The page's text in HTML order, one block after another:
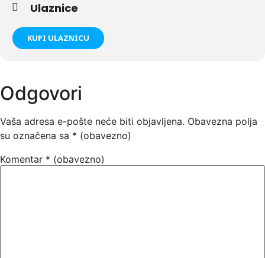
Ulaznice
KUPI ULAZNICU
Odgovori
Vaša adresa e-pošte neće biti objavljena. Obavezna polja
su označena sa * (obavezno)
Komentar * (obavezno)